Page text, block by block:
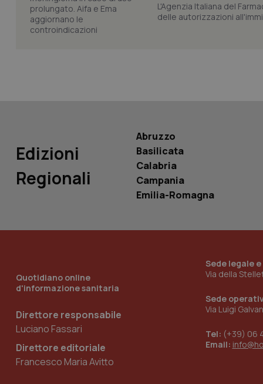
L'Agenzia Italiana del
delle autorizzazioni
Edizioni
Regionali
Abruzzo
Basilicata
Calabria
Campania
Emilia-Romagna
Quotidiano online
d'informazione sanitaria
Direttore responsabile
Luciano Fassari
Direttore editoriale
Francesco Maria Avitto
Sede legale
Via della
Sede
Via Luigi
Tel: (+39) 06
Email:
named-enable